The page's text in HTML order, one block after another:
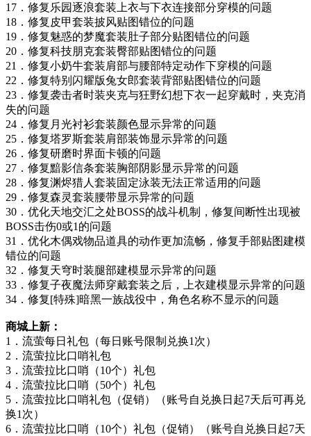
17．修复乐园逐浪套装上衣与下衣连接部分穿模的问题
18．修复皮甲套装披风贴图错位的问题
19．修复魅惑的梦魔套装肚子部分贴图错位的问题
20．修复科技朋克套装臀部贴图错位的问题
21．修复小奶牛套装肩部与腰部特定动作下穿模的问题
22．修复特别闪耀版兔女郎套装背部贴图错位的问题
23．修复袭击者时装夹克与狂野幻想下衣一起穿戴时，夹克消
失的问题
24．修复月光衬衫套装颜色显示异常的问题
25．修复塔罗斯套装肩部装饰显示异常的问题
26．修复研磨时界面卡顿的问题
27．修复黯影信条套装胸部阴影显示异常的问题
28．修复渊烬猎人套装固定泳装无法正常适用的问题
29．修复森灵套装腰带显示异常的问题
30．优化天地交汇之处BOSS的战斗机制，修复间断性出现被
BOSS击伤0或1的问题
31．优化木偶戏物品道具的动作更加流畅，修复手部贴图建模
错位的问题
32．修复天穹时装腿部建模显示异常的问题
33．修复子夜魔法师穿戴套装之后，上衣建模显示异常的问题
34．修复[特殊]暗黑一族战役中，角色名称不显示的问题
商城上新：
1．流萤每日礼包（每日账号限制兑换1次）
2．流萤拉比口哨礼包
3．流萤拉比口哨（10个）礼包
4．流萤拉比口哨（50个）礼包
5．流萤拉比口哨礼包（促销）（账号自兑换日起7天后可再兑
换1次）
6．流萤拉比口哨（10个）礼包（促销）（账号自兑换日起7天